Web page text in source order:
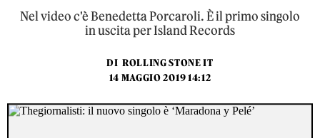
Nel video c'è Benedetta Porcaroli. È il primo singolo
in uscita per Island Records
DI ROLLING STONE IT
14 MAGGIO 2019 14:12